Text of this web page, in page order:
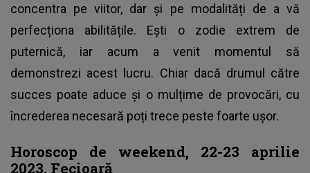
concentra pe viitor, dar și pe modalități de a vă
perfecționa abilitățile. Ești o zodie extrem de
puternică, iar acum a venit momentul să
demonstrezi acest lucru. Chiar dacă drumul către
succes poate aduce și o mulțime de provocări, cu
încrederea necesară poți trece peste foarte ușor.
Horoscop de weekend, 22-23 aprilie
2023. Fecioară